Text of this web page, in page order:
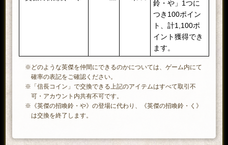
鈴・や」1つに
つき100ポイン
ト、計1,100ポ
イント獲得でき
ます。
※どのような英傑を仲間にできるのかについては、ゲーム内にて
確率の表記をご確認ください。
※「信長コイン」で交換できる上記のアイテムはすべて取引不
可・アカウント内共有不可です。
※《英傑の招喚鈴・や》の登場に代わり、《英傑の招喚鈴・く》
は交換を終了します。